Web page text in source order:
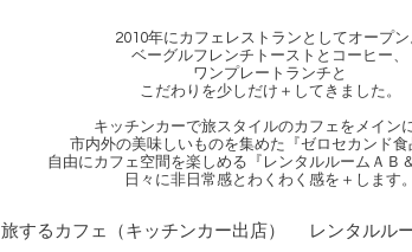
2010年にカフェレストランとしてオープン
ベーグルフレンチトーストとコーヒー、
ワンプレートランチと
こだわりを少しだけ＋してきました。
キッチンカーで旅スタイルのカフェをメイン
市内外の美味しいものを集めた『ゼロセカンド
自由にカフェ空間を楽しめる『レンタルルームＡＢ
日々に非日常感とわくわく感を＋します。
旅するカフェ（キッチンカー出店）
レンタルル